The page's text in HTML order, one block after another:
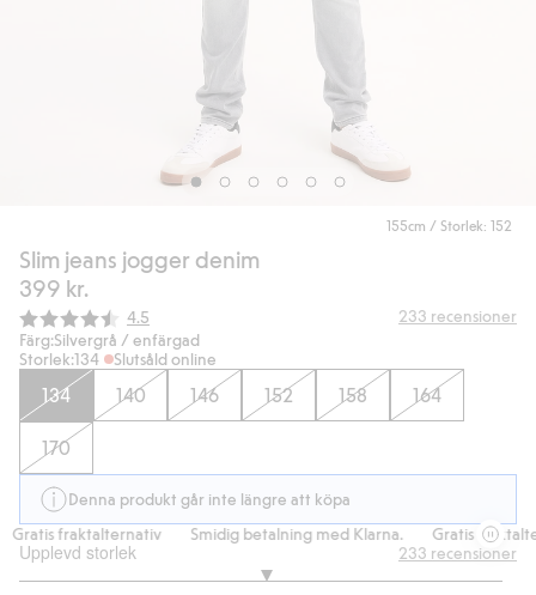
155cm / Storlek: 152
Slim jeans jogger denim
399 kr.
Snittbetyg:
4.5 233 recensioner
Färg:Silvergrå / enfärgad
Storlek:134 Slutsåld online
134 140 146 152 158 164
170
Denna produkt går inte längre att köpa
Gratis fraktalternativ
Smidig betalning med Klarna. Gratis
Upplevd storlek 233 recensioner